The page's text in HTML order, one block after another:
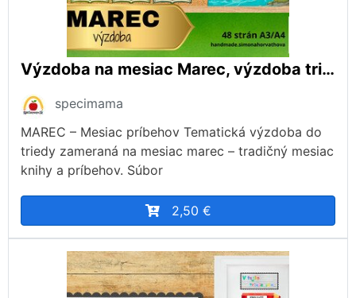
Výzdoba na mesiac Marec, výzdoba triedy, Jar, Nástenka, Kniha
specimama
MAREC – Mesiac príbehov Tematická výzdoba do
triedy zameraná na mesiac marec – tradičný mesiac
knihy a príbehov. Súbor
2,50 €